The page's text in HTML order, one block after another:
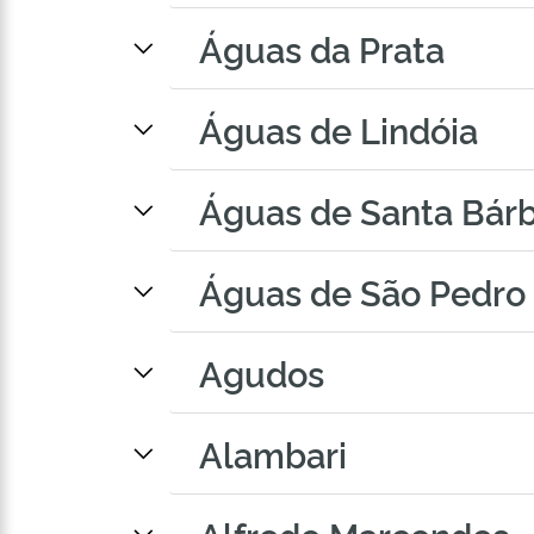
Águas da Prata
Águas de Lindóia
Águas de Santa
Águas de São Pedro
Agudos
Alambari